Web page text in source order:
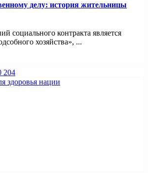
делу: история жительницы
социального контракта является
хозяйства», ...
204